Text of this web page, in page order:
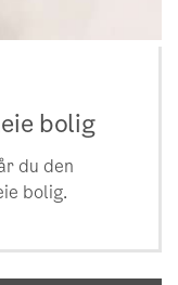
bolig
du den
bolig.